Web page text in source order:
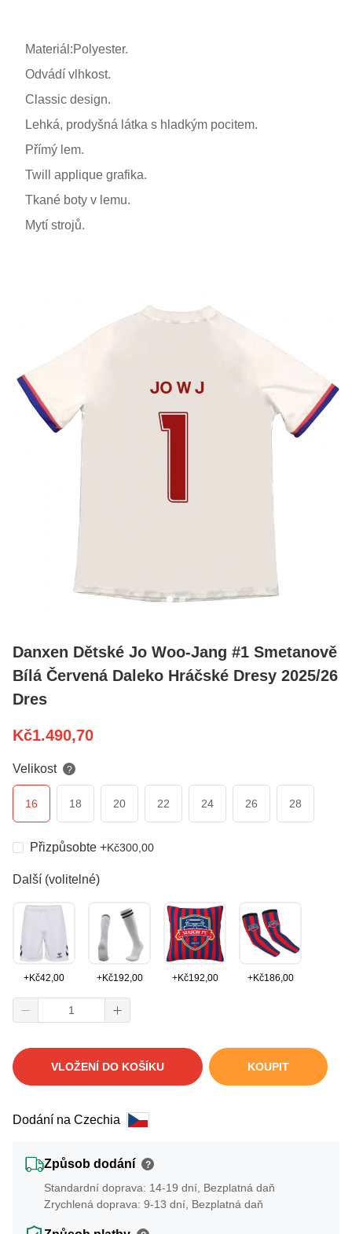
Materiál:Polyester.
Odvádí vlhkost.
Classic design.
Lehká, prodyšná látka s hladkým pocitem.
Přímý lem.
Twill applique grafika.
Tkané boty v lemu.
Mytí strojů.
Danxen Dětské Jo Woo-Jang #1 Smetanově
Bílá Červená Daleko Hráčské Dresy 2025/26
Dres
Kč1.490,70
Velikost ?
16 18 20 22 24 26 28
Přizpůsobte +Kč300,00
Další (volitelné)
+Kč42,00 +Kč192,00 +Kč192,00 +Kč186,00
VLOŽENÍ DO KOŠÍKU KOUPIT
Dodání na Czechia
Způsob dodání ?
Standardní doprava: 14-19 dní, Bezplatná daň
Zrychlená doprava: 9-13 dní, Bezplatná daň